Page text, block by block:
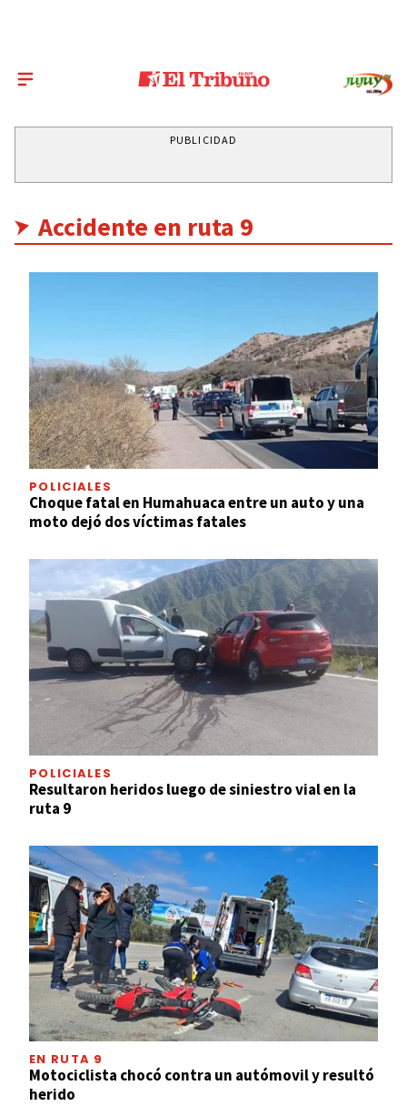
PUBLICIDAD
Accidente en ruta 9
POLICIALES
Choque fatal en Humahuaca entre un auto y una
moto dejó dos víctimas fatales
POLICIALES
Resultaron heridos luego de siniestro vial en la
ruta 9
EN RUTA 9
Motociclista chocó contra un autómovil y resultó
herido